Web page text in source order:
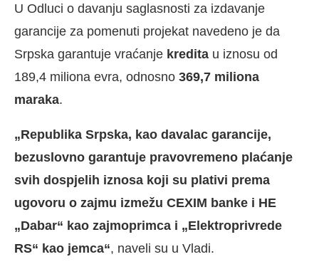
U Odluci o davanju saglasnosti za izdavanje
garancije za pomenuti projekat navedeno je da
Srpska garantuje vraćanje kredita u iznosu od
189,4 miliona evra, odnosno 369,7 miliona
maraka.
„Republika Srpska, kao davalac garancije,
bezuslovno garantuje pravovremeno plaćanje
svih dospjelih iznosa koji su plativi prema
ugovoru o zajmu izmežu CEXIM banke i HE
„Dabar“ kao zajmoprimca i „Elektroprivrede
RS“ kao jemca“, naveli su u Vladi.